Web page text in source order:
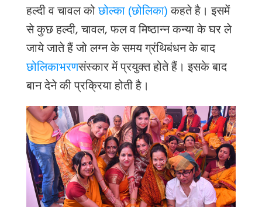
हल्दी व चावल कोछोल्का (छोलिका)कहते है। इसमें
से कुछ हल्दी, चावल, फल व मिष्ठान्न कन्या के घर ले
जाये जाते हैं जो लग्न के समय ग्रंथिबंधन के बाद
छोलिकाभरणसंस्कार में प्रयुक्त होते हैं। इसके बाद
बान देने की प्रक्रिया होती है।